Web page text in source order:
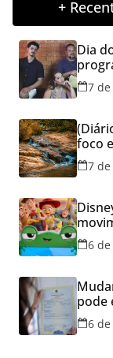
+
Dia
7
foco
7
do6
pode
dos
6